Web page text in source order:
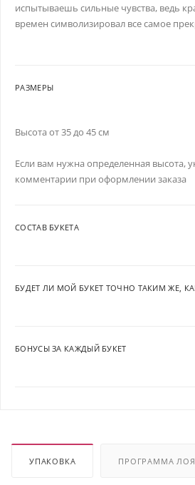
испытываешь сильные чувства, ведь
времен символизировал все самое
РАЗМЕРЫ
Высота от 35 до 45 см
Если вам нужна определенная высота,
комментарии при оформлении заказа
СОСТАВ БУКЕТА
БУДЕТ ЛИ МОЙ БУКЕТ ТОЧНО ТАКИМ ЖЕ,
БОНУСЫ ЗА КАЖДЫЙ БУКЕТ
УПАКОВКА ПРОГРАММА